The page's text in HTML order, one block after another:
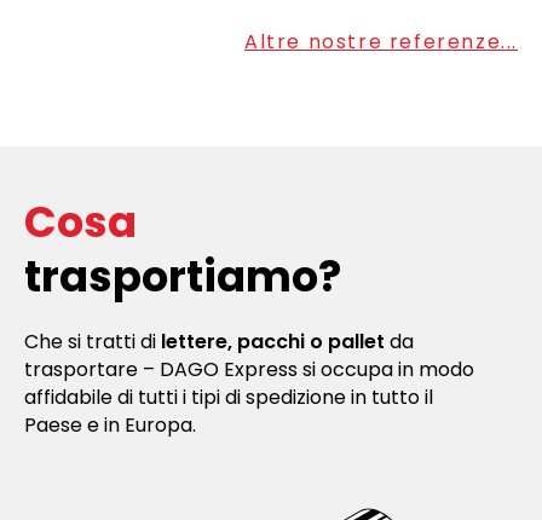
Altre nostre referenze...
Cosa
trasportiamo?
Che si tratti di lettere, pacchi o pallet da
trasportare – DAGO Express si occupa in modo
affidabile di tutti i tipi di spedizione in tutto il
Paese e in Europa.